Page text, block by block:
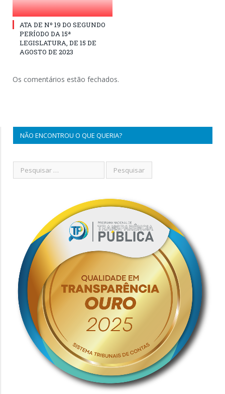
ATA DE Nº 19 DO SEGUNDO
PERÍODO DA 15ª
LEGISLATURA, DE 15 DE
AGOSTO DE 2023
Os comentários estão fechados.
NÃO ENCONTROU O QUE QUERIA?